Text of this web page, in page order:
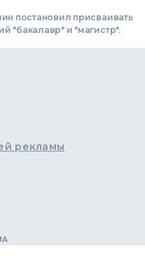
постановил присваивать
"бакалавр" и "магистр".
рекламы